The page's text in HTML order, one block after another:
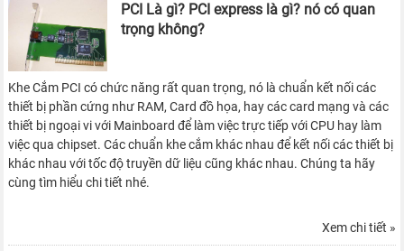
PCI Là gì? PCI express là gì? nó có quan
trọng không?
Khe Cắm PCI có chức năng rất quan trọng, nó là chuẩn kết nối các
thiết bị phần cứng như RAM, Card đồ họa, hay các card mạng và các
thiết bị ngoại vi với Mainboard để làm việc trực tiếp với CPU hay làm
việc qua chipset. Các chuẩn khe cắm khác nhau để kết nối các thiết bị
khác nhau với tốc độ truyền dữ liệu cũng khác nhau. Chúng ta hãy
cùng tìm hiểu chi tiết nhé.
Xem chi tiết »